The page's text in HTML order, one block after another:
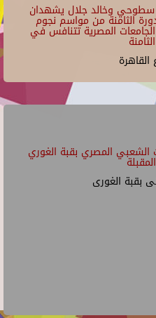
سطوحي وخالد جلال يشهدان
الثامنة من مواسم نجوم
130 عرضًا من الجامعات المصرية تتنافس في
القاهرة
الشعبي المصري بقبة الغوري
بقبة الغورى